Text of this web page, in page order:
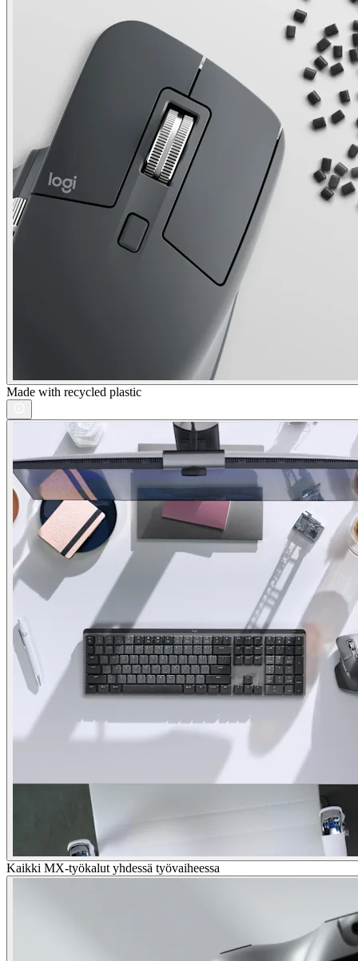
Made with recycled plastic
Kaikki MX-työkalut yhdessä työvaiheessa